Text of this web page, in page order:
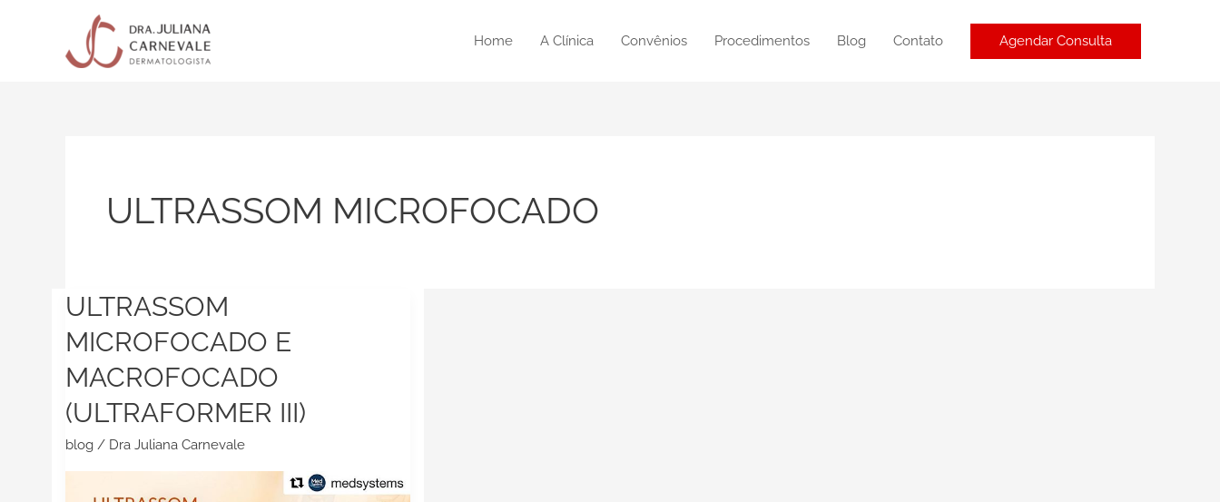
Home A Clínica Convênios Procedimentos Blog Contato Agendar Consulta
ULTRASSOM MICROFOCADO
ULTRASSOM
MICROFOCADO E
MACROFOCADO
(ULTRAFORMER III)
blog / Dra Juliana Carnevale
ULTRASSOM
E
MACROFOCADO
III)